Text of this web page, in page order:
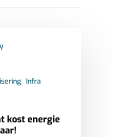
Infra
kost energie